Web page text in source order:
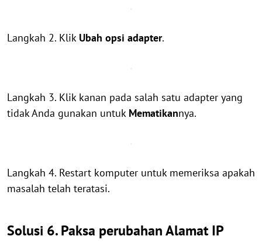
Langkah 2. Klik Ubah opsi adapter.
Langkah 3. Klik kanan pada salah satu adapter yang
tidak Anda gunakan untuk Mematikannya.
Langkah 4. Restart komputer untuk memeriksa apakah
masalah telah teratasi.
Solusi 6. Paksa perubahan Alamat IP